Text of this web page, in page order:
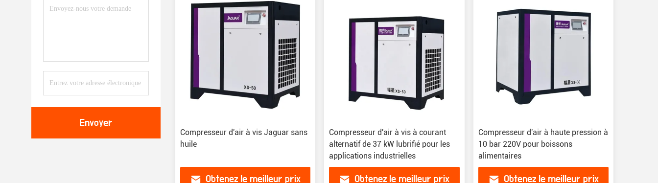
Envoyer
Compresseur d'air à vis Jaguar sans
huile
Obtenez le meilleur prix
Compresseur d'air à vis à courant
alternatif de 37 kW lubrifié pour les
applications industrielles
Obtenez le meilleur prix
Compresseur d'air à haute pression à
10 bar 220V pour boissons
alimentaires
Obtenez le meilleur prix